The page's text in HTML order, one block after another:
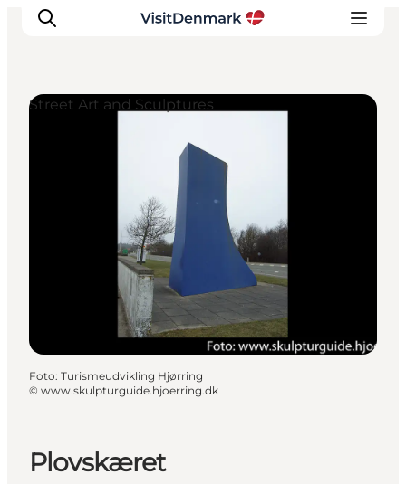
Bestemmingen
Wat te doen
Accommodaties
Plan je reis
Plovskæret
Street Art and Sculptures
Foto: Turismeudvikling Hjørring
© www.skulpturguide.hjoerring.dk